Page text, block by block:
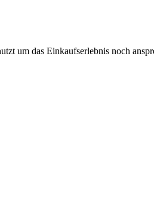
um das Einkaufserlebnis noch